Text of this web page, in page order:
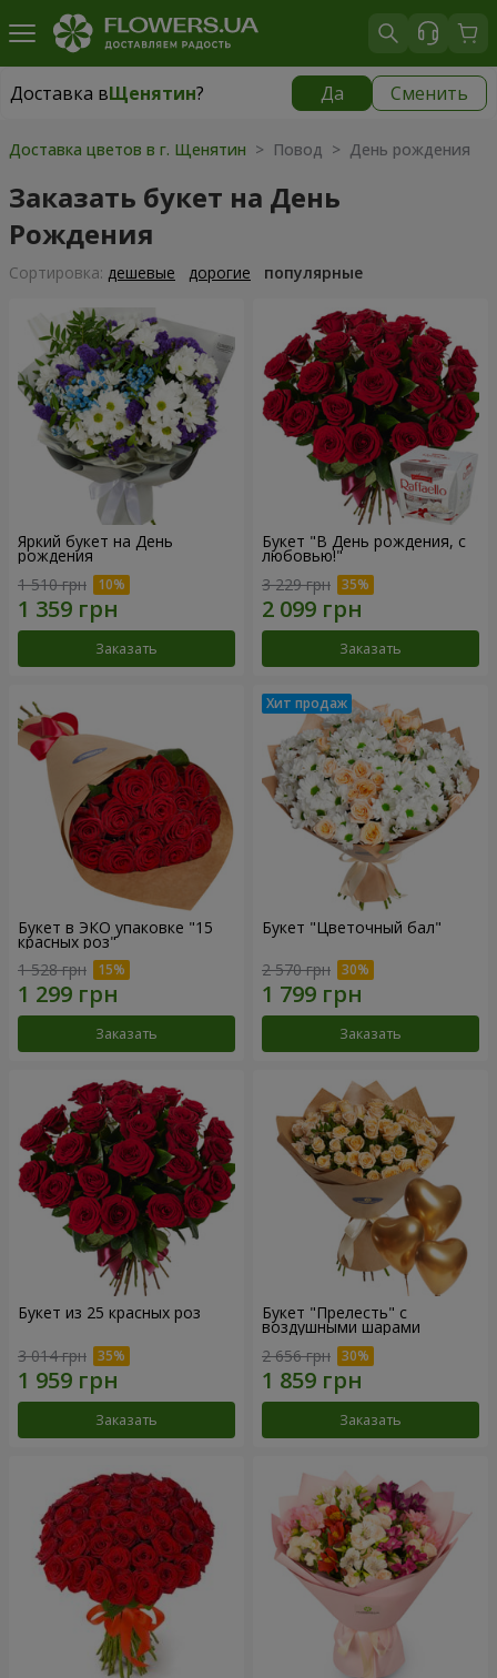
Доставка вЩенятин? Да Сменить
Доставка вЩенятин|
Доставка цветов в г. Щенятин > Повод > День рождения
Заказать букет на День
Рождения
Cортировка: дешевые дорогие популярные
Яркий букет на День
рождения
1 510 грн
Заказать
Букет "В День рождения, с
любовью!"
3 229 грн
Заказать
Букет в ЭКО упаковке "15
красных роз"
1 528 грн
Заказать
Букет "Цветочный бал"
2 570 грн
Заказать
Букет из 25 красных роз
3 014 грн
Заказать
Букет "Прелесть" с
воздушными шарами
2 656 грн
Заказать